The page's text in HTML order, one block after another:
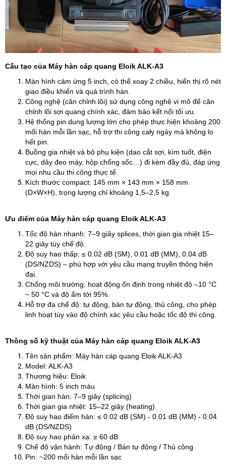
Cấu tạo của Máy hàn cáp quang Eloik ALK‑A3
Màn hình cảm ứng 5 inch, có thể xoay 2 chiều, hiển thị rõ nét
giao điều khiển và quá trình hàn.
Công nghệ (căn chỉnh lõi) sử dụng công nghệ vi mô để căn
chỉnh lõi sợi quang chính xác, đảm bảo kết nối tối ưu.
Hệ thống pin dung lượng lớn cho phép thực hiện khoảng 200
mối hàn mỗi lần sạc, hỗ trợ thi công cały ngày mà không lo
hết pin.
Buồng gia nhiệt và bộ phụ kiện (dao cắt sợi, kìm tuốt, điện
cực, dây đeo máy, hộp chống sốc…) đi kèm đầy đủ, đáp ứng
mọi nhu cầu thi công thực tế.
Kích thước compact: 145 mm × 143 mm × 158 mm
(D×W×H), trọng lượng chỉ khoảng 1,5–2,5 kg.
Ưu điểm của Máy hàn cáp quang Eloik ALK‑A3
Tốc độ hàn nhanh: 7–9 giây splices, thời gian gia nhiệt 15–
22 giây tùy chế độ.
Độ suy hao thấp: ≤ 0.02 dB (SM), 0.01 dB (MM), 0.04 dB
(DS/NZDS) – phù hợp với yêu cầu mạng truyền thông hiện
đại.
Chống môi trường: hoạt động ổn định trong nhiệt độ –10 °C
~ 50 °C và độ ẩm tới 95%.
Hỗ trợ đa chế độ: tự động, bán tự động, thủ công, cho phép
linh hoạt tùy vào độ chính xác yêu cầu hoặc tốc độ thi công.
Thông số kỹ thuật của Máy hàn cáp quang Eloik ALK‑A3
Tên sản phẩm: Máy hàn cáp quang Eloik ALK‑A3
Model: ALK‑A3
Thương hiệu: Eloik
Màn hình: 5 inch màu
Thời gian hàn: 7–9 giây (splicing)
Thời gian gia nhiệt: 15–22 giây (heating)
Độ suy hao điểm hàn: ≤ 0.02 dB (SM) - 0.01 dB (MM) - 0.04
dB (DS/NZDS)
Độ suy hao phản xạ: ≥ 60 dB
Chế độ vận hành: Tự động / Bán tự động / Thủ công
Pin: ~200 mối hàn mỗi lần sạc